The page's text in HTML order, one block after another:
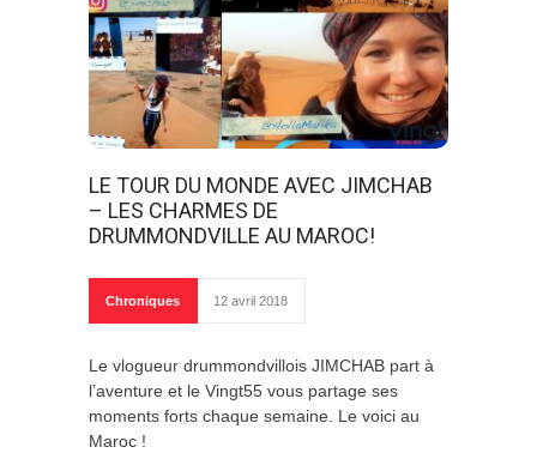
LE TOUR DU MONDE AVEC JIMCHAB
– LES CHARMES DE
DRUMMONDVILLE AU MAROC!
Chroniques 12 avril 2018
Le vlogueur drummondvillois JIMCHAB part à
l’aventure et le Vingt55 vous partage ses
moments forts chaque semaine. Le voici au
Maroc !